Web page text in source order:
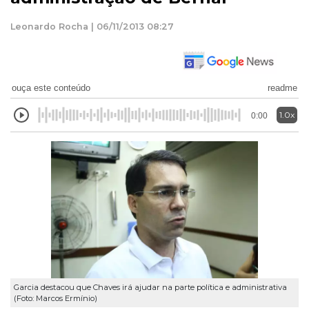
Leonardo Rocha | 06/11/2013 08:27
ouça este conteúdo readme
0:00 1.0x
Garcia destacou que Chaves irá ajudar na parte política e administrativa
(Foto: Marcos Ermínio)